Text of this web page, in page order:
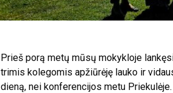
Prieš porą metų mūsų mokykloje
trimis kolegomis apžiūrėję lauko ir
dieną, nei konferencijos metu